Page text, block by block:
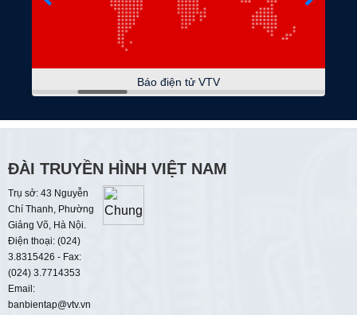
Phụ nữ là để yêu thương
Phát huy vai trò của mặt trận
Tháng nghe dân nói
Sứ mệnh mới của ngoại giao Việt Nam
09:30
Văn học nghệ thuật
Sắc áo người chiến sĩ công an
10:00
Báo điện tử VTV
ĐÀI TRUYỀN HÌNH VIỆT NAM
Trụ sở: 43 Nguyễn
Chí Thanh, Phường
Giảng Võ, Hà Nội.
Điện thoại: (024)
3.8315426 - Fax:
(024) 3.7714353
Email:
banbientap@vtv.vn